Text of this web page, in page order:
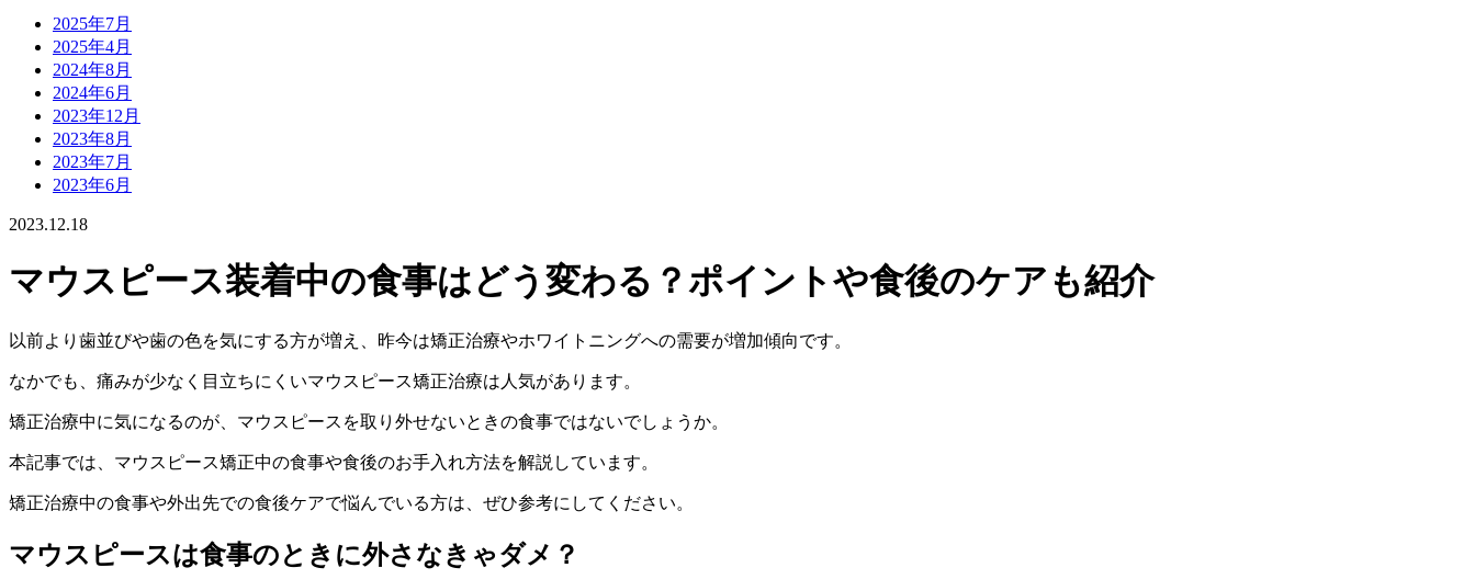
2025年7月
2025年4月
2024年8月
2024年6月
2023年12月
2023年8月
2023年7月
2023年6月
2023.12.18
マウスピース装着中の食事はどう変わる？ポイントや食後のケアも紹介
以前より歯並びや歯の色を気にする方が増え、昨今は矯正治療やホワイトニングへの需要が増加傾向です。
なかでも、痛みが少なく目立ちにくいマウスピース矯正治療は人気があります。
矯正治療中に気になるのが、マウスピースを取り外せないときの食事ではないでしょうか。
本記事では、マウスピース矯正中の食事や食後のお手入れ方法を解説しています。
矯正治療中の食事や外出先での食後ケアで悩んでいる方は、ぜひ参考にしてください。
マウスピースは食事のときに外さなきゃダメ？